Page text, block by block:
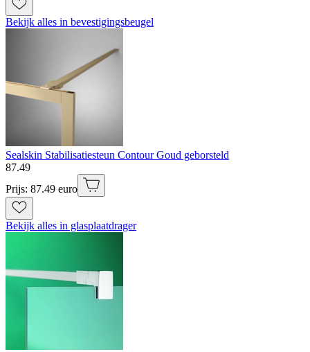
Bekijk alles in bevestigingsbeugel
Sealskin Stabilisatiesteun Contour Goud geborsteld
87.49
Prijs: 87.49 euro
Bekijk alles in glasplaatdrager